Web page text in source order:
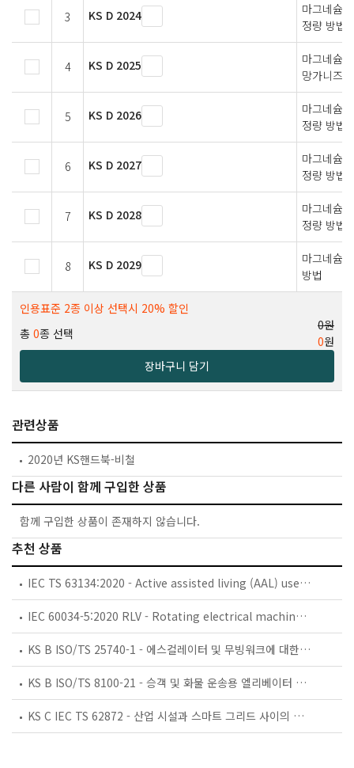
3 KS D 2024
마그네슘
정량 방법
4 KS D 2025
마그네슘
망가니즈
5 KS D 2026
마그네슘
정량 방법
6 KS D 2027
마그네슘
정량 방법
7 KS D 2028
마그네슘
정량 방법
8 KS D 2029
마그네슘
방법
인용표준 2종 이상 선택시 20% 할인
총 0종 선택
0원
0원
장바구니 담기
관련상품
2020년 KS핸드북-비철
다른 사람이 함께 구입한 상품
함께 구입한 상품이 존재하지 않습니다.
추천 상품
IEC TS 63134:2020 - Active assisted living (AAL) use cases
IEC 60034-5:2020 RLV - Rotating electrical machines - Part 5: Degrees of protection provided by the integral design of rotating electrical machines (IP code) - Classification
KS B ISO/TS 25740-1 - 에스컬레이터 및 무빙워크에 대한 안전요건 — 제1부: 세계공통 필수 안전요건(GESRs)
KS B ISO/TS 8100-21 - 승객 및 화물 운송용 엘리베이터 —제21부: 세계공통 필수안전요건(GESRs)을 충족하는 세계공통 안전 파라미터(GSPs)
KS C IEC TS 62872 - 산업 시설과 스마트 그리드 사이의 산업 공정 측정, 제어 및 자동화 시스템 인터페이스